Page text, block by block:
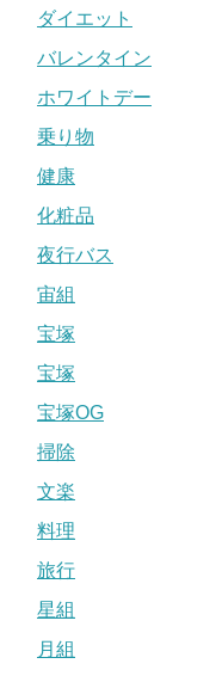
ダイエット
バレンタイン
ホワイトデー
乗り物
健康
化粧品
夜行バス
宙組
宝塚
宝塚
宝塚OG
掃除
文楽
料理
旅行
星組
月組